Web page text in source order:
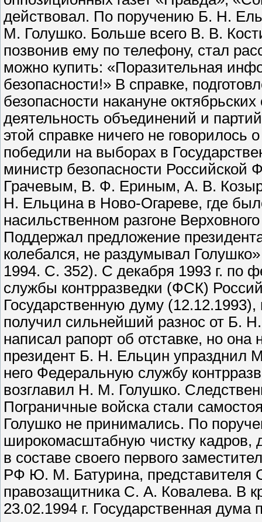
действовал. По поручению Б. Н.
М. Голушко. Больше всего В. В.
позвонив ему по телефону, стал
можно купить: «Поразительная
безопасности!» В справке,
безопасности накануне
деятельность объединений и
этой справке ничего не
победили на выборах в
министр безопасности Российской
Грачевым, В. Ф. Ериным, А. В.
Н. Ельцина в Ново-Огареве, где
насильственном разгоне
Поддержал предложение
колебался, не раздумывал
1994. С. 352). С декабря 1993 г. по
службы контрразведки (ФСК)
Государственную думу
получил сильнейший разнос от Б.
написал рапорт об отставке, но
президент Б. Н. Ельцин упразднил
него Федеральную службу
возглавил Н. М. Голушко.
Пограничные войска стали
Голушко не принимались. По
широкомасштабную чистку кадров,
в составе своего первого
РФ Ю. М. Батурина, представителя
правозащитника С. А. Ковалева. В
23.02.1994 г. Государственная